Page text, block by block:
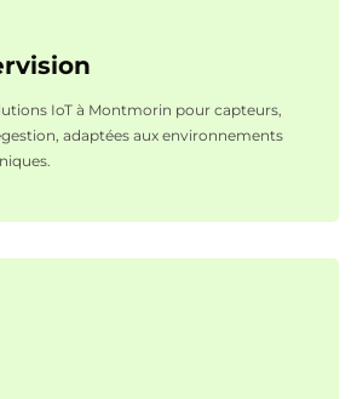
IoT à Montmorin pour capteurs,
adaptées aux environnements